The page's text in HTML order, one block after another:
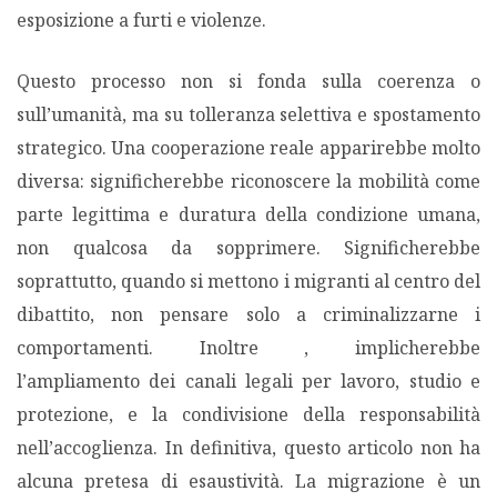
esposizione a furti e violenze.
Questo processo non si fonda sulla coerenza o
sull’umanità, ma su tolleranza selettiva e spostamento
strategico. Una cooperazione reale apparirebbe molto
diversa: significherebbe riconoscere la mobilità come
parte legittima e duratura della condizione umana,
non qualcosa da sopprimere. Significherebbe
soprattutto, quando si mettono i migranti al centro del
dibattito, non pensare solo a criminalizzarne i
comportamenti. Inoltre , implicherebbe
l’ampliamento dei canali legali per lavoro, studio e
protezione, e la condivisione della responsabilità
nell’accoglienza. In definitiva, questo articolo non ha
alcuna pretesa di esaustività. La migrazione è un